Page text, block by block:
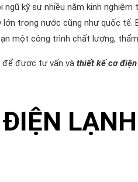
ngũ kỹ sư nhiều năm kinh
trong nước cũng như quốc tế.
một công trình chất lượng,
để được tư vấn và thiết kế cơ